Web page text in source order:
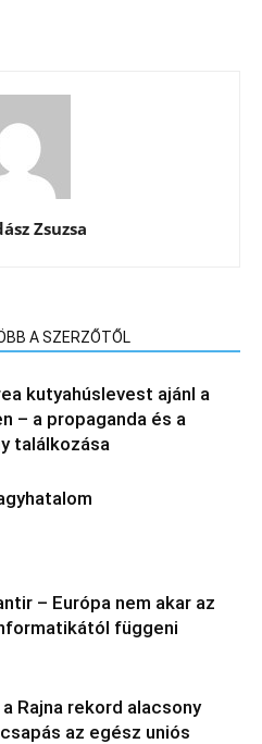
Zsuzsa
A SZERZŐTŐL
kutyahúslevest ajánl a
– a propaganda és a
találkozása
– Európa nem akar az
függeni
a Rajna rekord alacsony
az egész uniós